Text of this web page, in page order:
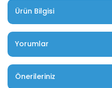
Ürün Bilgisi
Yorumlar
Önerileriniz